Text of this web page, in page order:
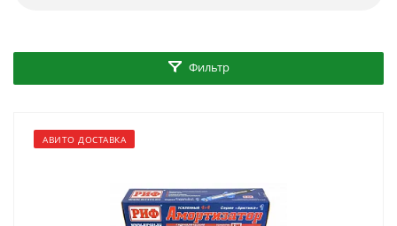
Фильтр
АВИТО ДОСТАВКА